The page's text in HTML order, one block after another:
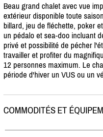
Beau grand chalet avec vue
extérieur disponible toute
billard, jeu de fléchette, poker
un pédalo et sea-doo incluant
privé et possibilité de pécher
travailler et profiter du
12 personnes maximum. Le
période d'hiver un VUS ou un
COMMODITÉS ET